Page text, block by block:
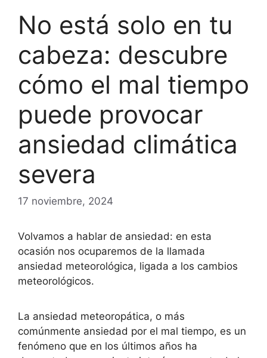
No está solo en tu
cabeza: descubre
cómo el mal tiempo
puede provocar
ansiedad climática
severa
17 noviembre, 2024
Volvamos a hablar de ansiedad: en esta
ocasión nos ocuparemos de la llamada
ansiedad meteorológica, ligada a los cambios
meteorológicos.
La ansiedad meteoropática, o más
comúnmente ansiedad por el mal tiempo, es un
fenómeno que en los últimos años ha